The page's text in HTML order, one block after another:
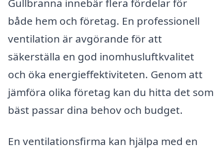
Gullbranna innebär flera fördelar för
både hem och företag. En professionell
ventilation är avgörande för att
säkerställa en god inomhusluftkvalitet
och öka energieffektiviteten. Genom att
jämföra olika företag kan du hitta det som
bäst passar dina behov och budget.
En ventilationsfirma kan hjälpa med en